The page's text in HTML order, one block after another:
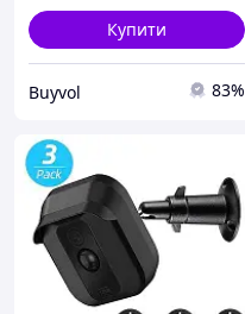
Купити
Buyvol 83%